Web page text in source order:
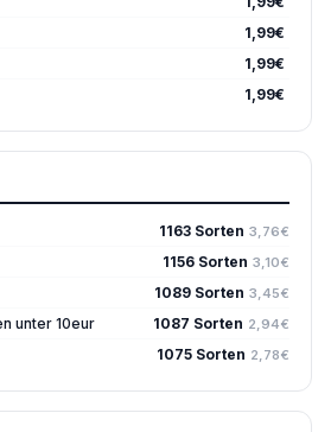
1,99€
1,99€
1,99€
1163 Sorten 3,76€
1156 Sorten 3,10€
1089 Sorten 3,45€
unter 10eur 1087 Sorten 2,94€
1075 Sorten 2,78€